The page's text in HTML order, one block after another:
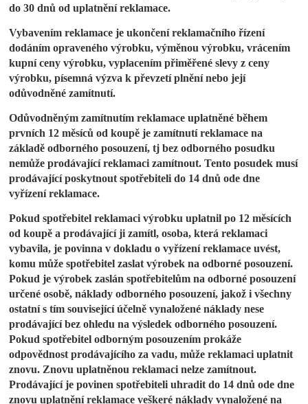
do 30 dnů od uplatnění reklamace.
Vybavením reklamace je ukončení reklamačního řízení
dodáním opraveného výrobku, výměnou výrobku, vrácením
kupní ceny výrobku, vyplacením přiměřené slevy z ceny
výrobku, písemná výzva k převzetí plnění nebo její
odůvodněné zamítnutí.
Odůvodněným zamítnutím reklamace uplatněné během
prvních 12 měsíců od koupě je zamítnutí reklamace na
základě odborného posouzení, tj bez odborného posudku
nemůže prodávající reklamaci zamítnout. Tento posudek musí
prodávající poskytnout spotřebiteli do 14 dnů ode dne
vyřízení reklamace.
Pokud spotřebitel reklamaci výrobku uplatnil po 12 měsících
od koupě a prodávající ji zamítl, osoba, která reklamaci
vybavila, je povinna v dokladu o vyřízení reklamace uvést,
komu může spotřebitel zaslat výrobek na odborné posouzení.
Pokud je výrobek zaslán spotřebitelům na odborné posouzení
určené osobě, náklady odborného posouzení, jakož i všechny
ostatní s tím související účelně vynaložené náklady nese
prodávající bez ohledu na výsledek odborného posouzení.
Pokud spotřebitel odborným posouzením prokáže
odpovědnost prodávajícího za vadu, může reklamaci uplatnit
znovu. Znovu uplatněnou reklamaci nelze zamítnout.
Prodávající je povinen spotřebiteli uhradit do 14 dnů ode dne
znovu uplatnění reklamace veškeré náklady vynaložené na